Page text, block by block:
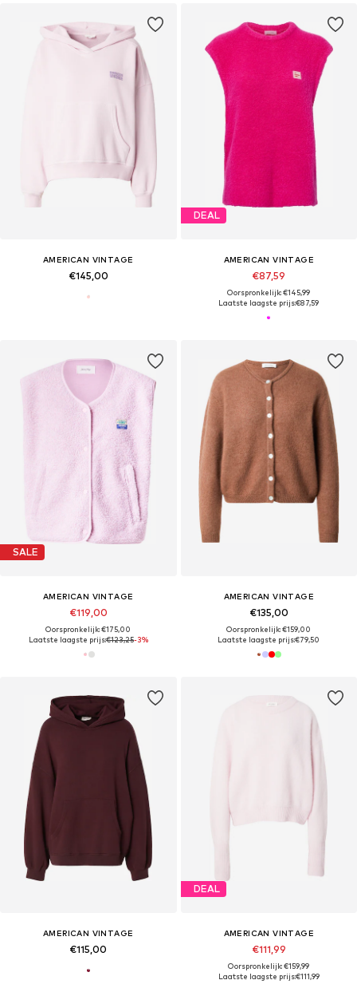
AMERICAN VINTAGE
€145,00
DEAL
AMERICAN VINTAGE
€87,59
Oorspronkelijk: €145,99
Laatste laagste prijs:€87,59
SALE
AMERICAN VINTAGE
€119,00
Oorspronkelijk: €175,00
Laatste laagste prijs:€123,25-3%
AMERICAN VINTAGE
€135,00
Oorspronkelijk: €159,00
Laatste laagste prijs:€79,50
AMERICAN VINTAGE
€115,00
DEAL
AMERICAN VINTAGE
€111,99
Oorspronkelijk: €159,99
Laatste laagste prijs:€111,99